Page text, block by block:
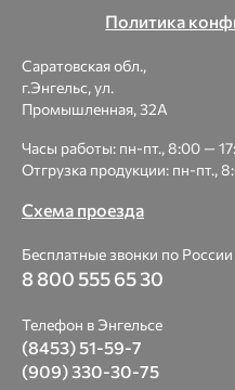
Политика
Саратовская обл.,
г.Энгельс, ул.
Промышленная, 32А
Часы работы: пн-пт., 8:00 —
Отгрузка продукции: пн-пт.,
Схема проезда
Бесплатные звонки по России
8 800 555 65 30
Телефон в Энгельсе
(8453) 51-59-7
(909) 330-30-75